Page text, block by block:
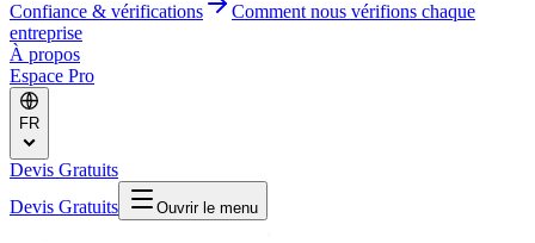
Confiance & vérifications
Comment nous vérifions chaque
entreprise
À propos
Espace Pro
FR
Devis Gratuits
Devis Gratuits
Ouvrir le menu